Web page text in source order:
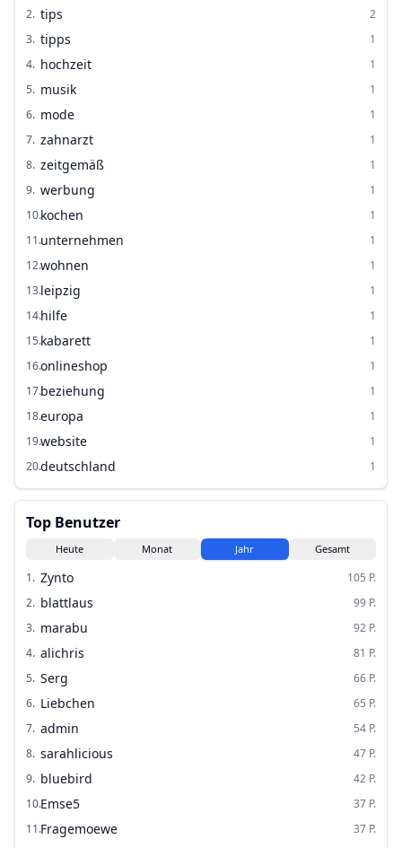
2. tips
2
3. tipps
1
4. hochzeit
1
5. musik
1
6. mode
1
7. zahnarzt
1
8. zeitgemäß
1
9. werbung
1
10.kochen
1
11.unternehmen
1
12.wohnen
1
13.leipzig
1
14.hilfe
1
15.kabarett
1
16.onlineshop
1
17.beziehung
1
18.europa
1
19.website
1
20.deutschland 1
Top Benutzer
Heute Monat Jahr Gesamt
1. Zynto 105 P.
2. blattlaus 99 P.
3. marabu 92 P.
4. alichris 81 P.
5. Serg 66 P.
6. Liebchen 65 P.
7. admin 54 P.
8. sarahlicious 47 P.
9. bluebird 42 P.
10.Emse5 37 P.
11.Fragemoewe 37 P.